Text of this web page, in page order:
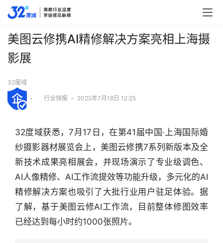
行
业
美图云修携AI精修解决方案亮相上海摄
影展
32度域
• 行业快报 • 2025年7月18日 12:25
32度域获悉，7月17日，在第41届中国·上海国际婚
纱摄影器材展览会上，美图云修携7系列新版本及全
新技术成果亮相展会，并现场演示了专业级调色、
AI人像精修、AI工作流提效等功能升级，多元化的AI
精修解决方案也吸引了大批行业用户驻足体验。据
了解，基于美图云修AI工作流，目前整体修图效率
已经达到每小时约1000张照片。